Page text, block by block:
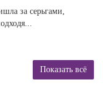
за серьгами,
Показать всё